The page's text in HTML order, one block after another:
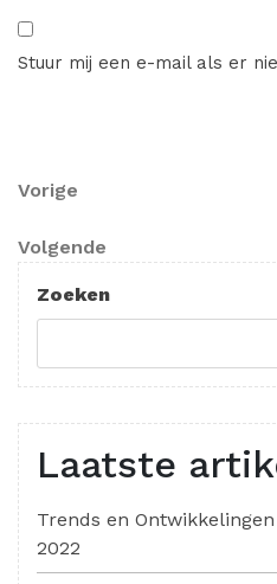
Stuur mij een e-mail als er
Vorig
Vorige
Volgend
bericht
Volgende
Zoeken
Laatste
Trends en
2022